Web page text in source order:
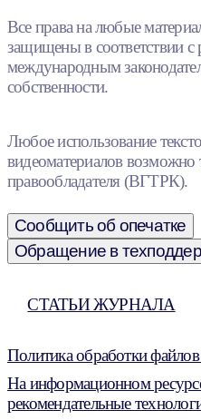
Все права на любые
защищены в соответствии с
международным
собственности.
Любое использование
видеоматериалов возможно
правообладателя (ВГТРК).
Сообщить об опечатке
Обращение в
СТАТЬИ ЖУРНАЛА
Политика обработки
На информационном
рекомендательные